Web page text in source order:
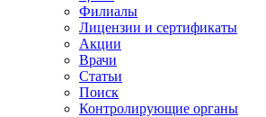
Филиалы
Лицензии и сертификаты
Акции
Врачи
Статьи
Поиск
Контролирующие органы